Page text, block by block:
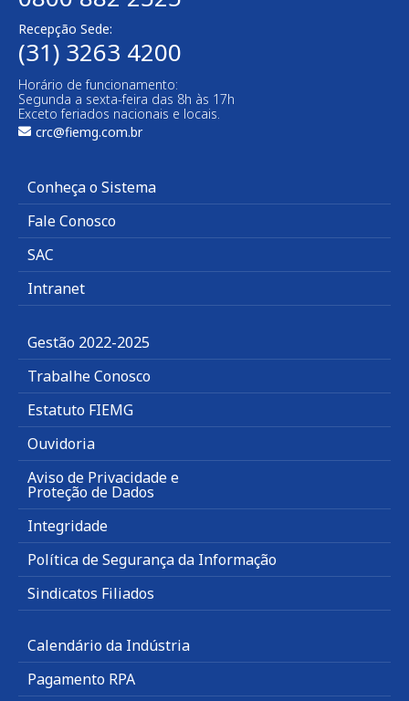
Recepção Sede:
(31) 3263 4200
Horário de funcionamento:
Segunda a sexta-feira das 8h às 17h
Exceto feriados nacionais e locais.
crc@fiemg.com.br
Conheça o Sistema
Fale Conosco
SAC
Intranet
Gestão 2022-2025
Trabalhe Conosco
Estatuto FIEMG
Ouvidoria
Aviso de Privacidade e
Proteção de Dados
Integridade
Política de Segurança da Informação
Sindicatos Filiados
Calendário da Indústria
Pagamento RPA